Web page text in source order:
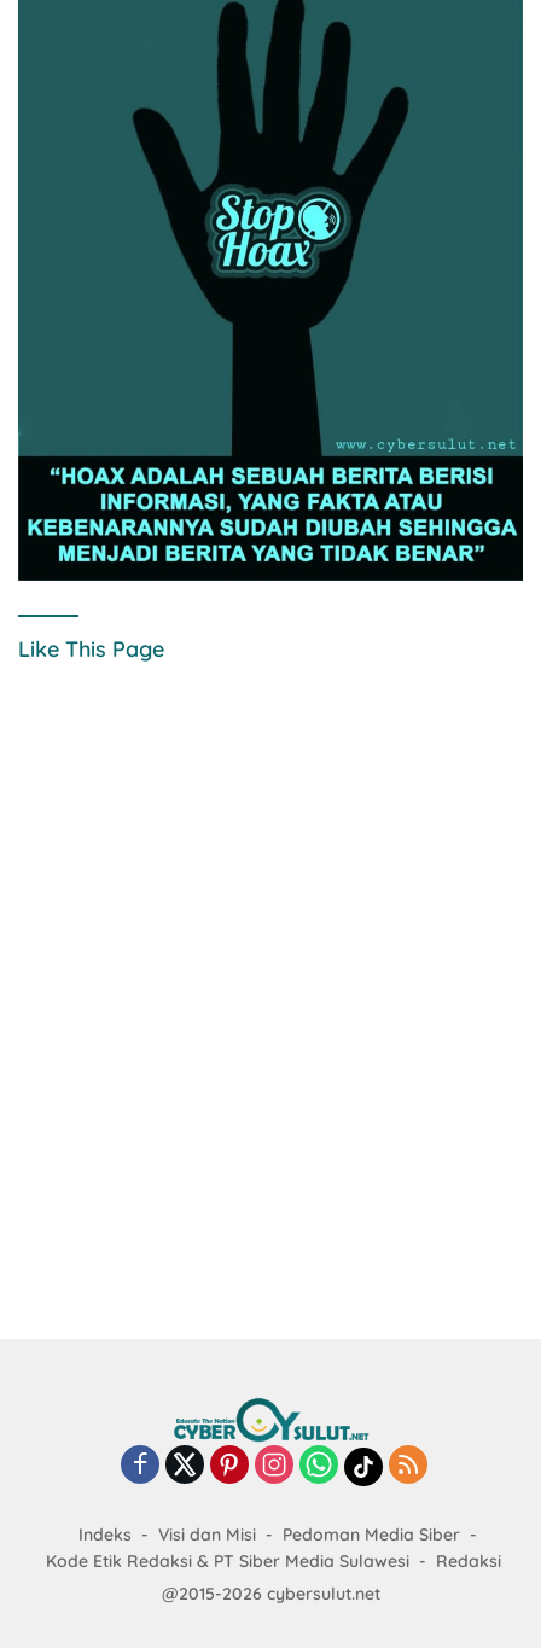
Like This Page
Indeks Visi dan Misi
Pedoman Media Siber
Kode Etik Redaksi & PT Siber Media Sulawesi
Redaksi
@2015-2026 cybersulut.net